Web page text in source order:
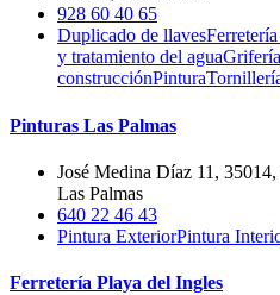
928 60 40 65
Duplicado de llaves
y tratamiento del aguaGrifería
construcciónPintura
Pinturas Las Palmas
José Medina Díaz 11,
Las Palmas
640 22 46 43
Pintura ExteriorPintura
Ferretería Playa del Ingles